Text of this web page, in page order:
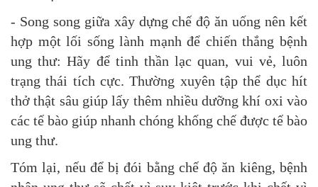
- Song song giữa xây dựng chế độ ăn uống nên kết
hợp một lối sống lành mạnh để chiến thắng bệnh
ung thư: Hãy để tinh thần lạc quan, vui vẻ, luôn
trạng thái tích cực. Thường xuyên tập thể dục hít
thở thật sâu giúp lấy thêm nhiều dưỡng khí oxi vào
các tế bào giúp nhanh chóng khống chế được tế bào
ung thư.
Tóm lại, nếu để bị đói bằng chế độ ăn kiêng, bệnh